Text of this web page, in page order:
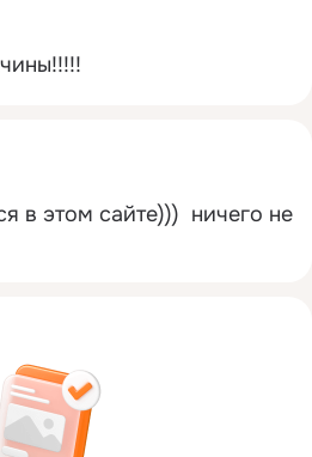
в этом сайте)))  ничего не